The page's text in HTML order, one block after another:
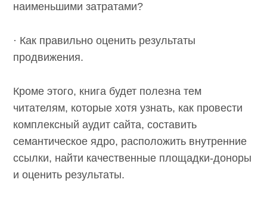
наименьшими затратами?
· Как правильно оценить результаты
продвижения.
Кроме этого, книга будет полезна тем
читателям, которые хотя узнать, как провести
комплексный аудит сайта, составить
семантическое ядро, расположить внутренние
ссылки, найти качественные площадки-доноры
и оценить результаты.